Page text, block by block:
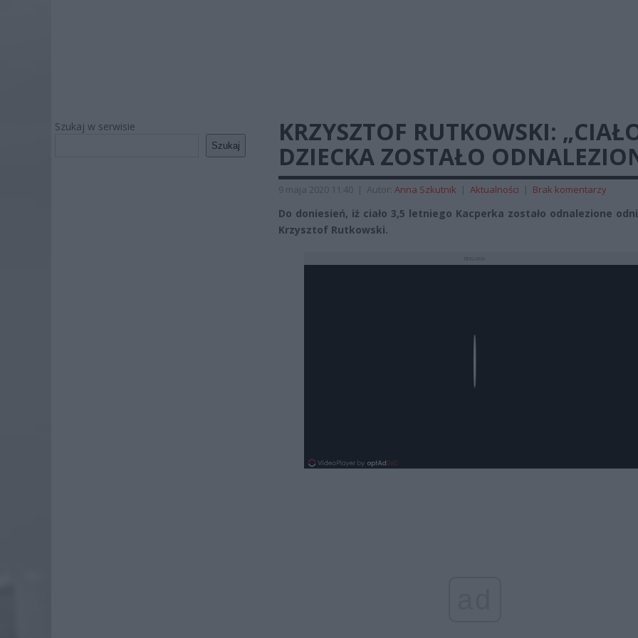
Szukaj w serwisie
Szukaj
KRZYSZTOF RUTKOWSKI:
DZIECKA ZOSTAŁO
9 maja 2020 11:40 | Autor: Anna Szkutnik | Aktualności | Brak komentarzy
Do doniesień, iż ciało 3,5 letniego Kacperka zostało odnalezione
Krzysztof Rutkowski.